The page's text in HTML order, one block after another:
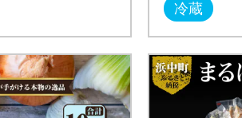
冷蔵